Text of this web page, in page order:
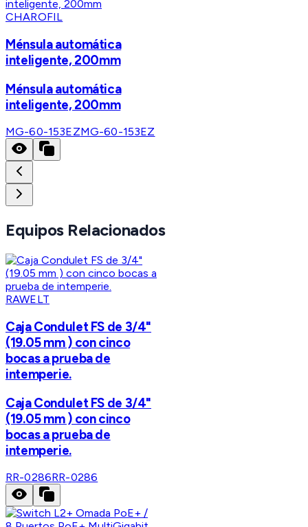
CHAROFIL
Ménsula automática
inteligente, 200mm
Ménsula automática
inteligente, 200mm
MG-60-153EZMG-60-153EZ
Equipos Relacionados
RAWELT
Caja Condulet FS de 3/4"
(19.05 mm ) con cinco
bocas a prueba de
intemperie.
Caja Condulet FS de 3/4"
(19.05 mm ) con cinco
bocas a prueba de
intemperie.
RR-0286RR-0286